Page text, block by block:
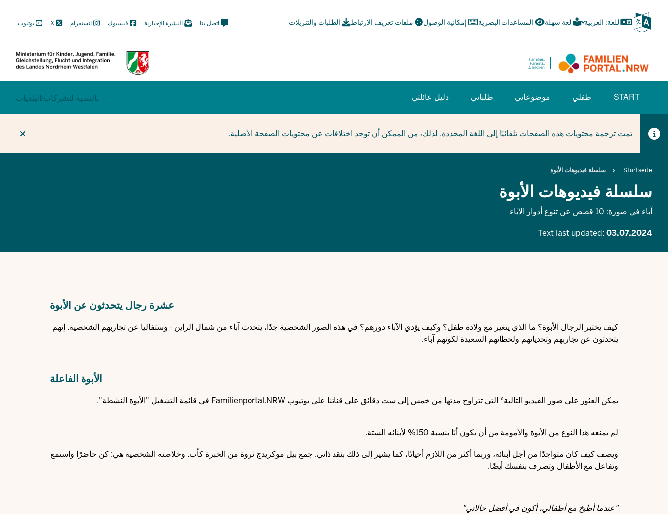
main
اللغة: العربية لغة سهلة المساعدات البصرية إمكانية الوصول ملفات تعريف الارتباط الطلبات والتنزيلات
Meta
Social
اتصل بنا النشرة الإخبارية فيسبوك انستقرام X يوتيوب
Families.
Parents.
Children.
(BÜRGERBEREICH)
START طفلي موضوعاتي طلباتي دليل عائلتي BEREICHSWECHSEL
بالنسبة للشركات/البلديات
تمت ترجمة محتويات هذه الصفحات تلقائيًا إلى اللغة المحددة. لذلك، من الممكن أن توجد اختلافات عن محتويات الصفحة الأصلية.
Breadcrumb
Startseite سلسلة فيديوهات الأبوة
سلسلة فيديوهات الأبوة
آباء في صورة: 10 قصص عن تنوع أدوار الآباء
Text last updated: 03.07.2024
عشرة رجال يتحدثون عن الأبوة
كيف يختبر الرجال الأبوة؟ ما الذي يتغير مع ولادة طفل؟ وكيف يؤدي الآباء دورهم؟ في هذه الصور الشخصية جدًا، يتحدث آباء من شمال الراين - وستفاليا عن تجاربهم الشخصية. إنهم
يتحدثون عن تجاربهم وتحدياتهم ولحظاتهم السعيدة لكونهم آباء.
الأبوة الفاعلة
يمكن العثور على صور الفيديو التالية* التي تتراوح مدتها من خمس إلى ست دقائق على قناتنا على يوتيوب Familienportal.NRW في قائمة التشغيل "الأبوة النشطة".
لم يمنعه هذا النوع من الأبوة والأمومة من أن يكون أبًا بنسبة 150% لأبنائه الستة.
ويصف كيف كان متواجدًا من أجل أبنائه، وربما أكثر من اللازم أحيانًا، كما يشير إلى ذلك بنقد ذاتي. جمع بيل موكريدج ثروة من الخبرة كأب. وخلاصته الشخصية هي: كن حاضرًا واستمع
وتفاعل مع الأطفال وتصرف بنفسك أيضًا.
"عندما أطبخ مع أطفالي، أكون في أفضل حالاتي"